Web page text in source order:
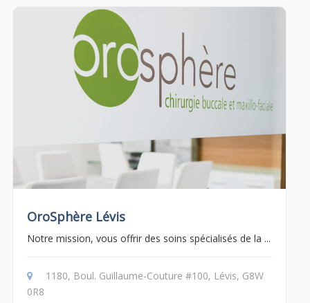
OroSphère Lévis
Notre mission, vous offrir des soins spécialisés de la ...
1180, Boul. Guillaume-Couture #100, Lévis, G8W
0R8